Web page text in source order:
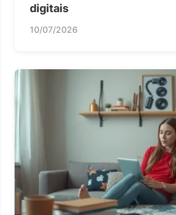
digitais
10/07/2026